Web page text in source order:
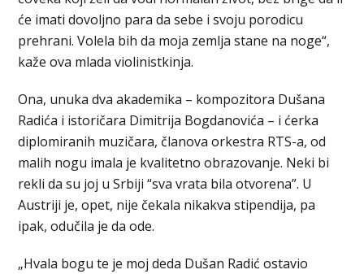
će imati dovoljno para da sebe i svoju porodicu
prehrani. Volela bih da moja zemlja stane na noge“,
kaže ova mlada violinistkinja.
Ona, unuka dva akademika – kompozitora Dušana
Radića i istoričara Dimitrija Bogdanovića – i ćerka
diplomiranih muzičara, članova orkestra RTS-a, od
malih nogu imala je kvalitetno obrazovanje. Neki bi
rekli da su joj u Srbiji “sva vrata bila otvorena”. U
Austriji je, opet, nije čekala nikakva stipendija, pa
ipak, odučila je da ode.
„Hvala bogu te je moj deda Dušan Radić ostavio